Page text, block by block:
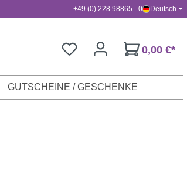
+49 (0) 228 98865 - 0 Deutsch
0,00 €*
GUTSCHEINE / GESCHENKE